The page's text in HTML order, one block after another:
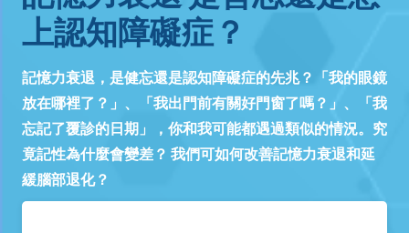
上認知障礙症？
記憶力衰退，是健忘還是認知障礙症的先兆？「我的眼鏡
放在哪裡了？」、「我出門前有關好門窗了嗎？」、「我
忘記了覆診的日期」，你和我可能都遇過類似的情況。究
竟記性為什麼會變差？ 我們可如何改善記憶力衰退和延
緩腦部退化？